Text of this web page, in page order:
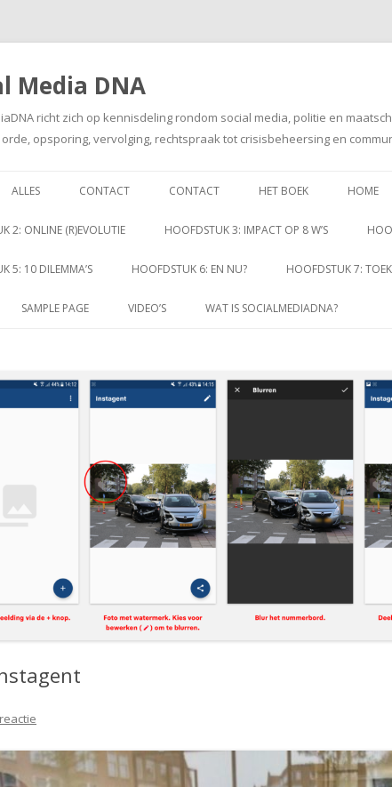
Media DNA
richt zich op kennisdeling rondom social media, politie en
opsporing, vervolging, rechtspraak tot crisisbeheersing en
naar
ALLES CONTACT CONTACT HET BOEK HOME
2: ONLINE (R)EVOLUTIE HOOFDSTUK 3: IMPACT OP 8 W’S
5: 10 DILEMMA’S HOOFDSTUK 6: EN NU? HOOFDSTUK 7:
SAMPLE PAGE VIDEO’S WAT IS SOCIALMEDIADNA?